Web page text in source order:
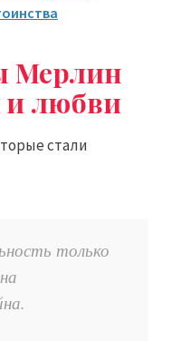
Мерлин
любви
стали
только